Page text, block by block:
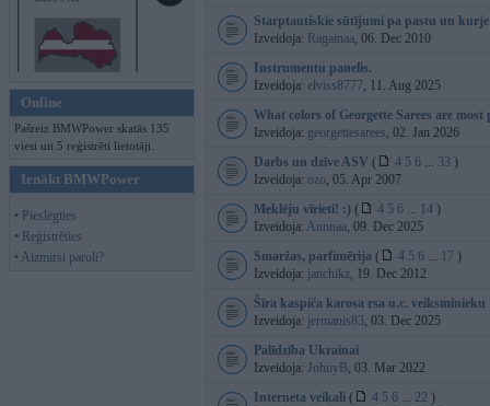
Online
Pašreiz BMWPower skatās 135
viesi un 5 reģistrēti lietotāji.
Ienākt BMWPower
• Pieslēgties
• Reģistrēties
• Aizmirsi paroli?
Starptautiskie sūtījumi pa pastu un
Izveidoja: Ragainaa, 06. Dec 2010
Instrumentu panelis.
Izveidoja: elviss8777, 11. Aug 2025
What colors of Georgette Sarees are most
Izveidoja: georgettesarees, 02. Jan 2026
Darbs un dzīve ASV ( 4 5 6 ... 33 )
Izveidoja: ozo, 05. Apr 2007
Meklēju vīrieti! :) ( 4 5 6 ... 14 )
Izveidoja: Annnaa, 09. Dec 2025
Smaržas, parfimērija ( 4 5 6 ... 17 )
Izveidoja: janchikz, 19. Dec 2012
Šīra kaspiča karosa rsa u.c.
Izveidoja: jermanis83, 03. Dec 2025
Palīdzība Ukrainai
Izveidoja: JohnyB, 03. Mar 2022
Interneta veikali ( 4 5 6 ... 22 )